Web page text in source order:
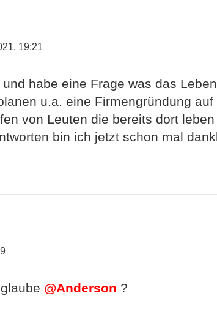
19:21
habe eine Frage was das
u.a. eine Firmengründung
von Leuten die bereits dort
bin ich jetzt schon mal
@Anderson ?